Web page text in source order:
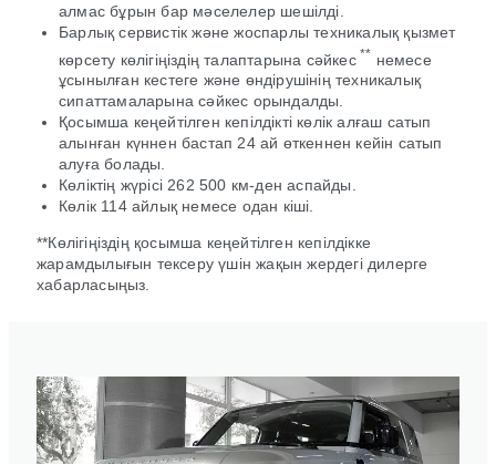
алмас бұрын бар мәселелер шешілді.
Барлық сервистік және жоспарлы техникалық қызмет
көрсету көлігіңіздің талаптарына сәйкес ** немесе
ұсынылған кестеге және өндірушінің техникалық
сипаттамаларына сәйкес орындалды.
Қосымша кеңейтілген кепілдікті көлік алғаш сатып
алынған күннен бастап 24 ай өткеннен кейін сатып
алуға болады.
Көліктің жүрісі 262 500 км-ден аспайды.
Көлік 114 айлық немесе одан кіші.
**Көлігіңіздің қосымша кеңейтілген кепілдікке
жарамдылығын тексеру үшін жақын жердегі дилерге
хабарласыңыз.